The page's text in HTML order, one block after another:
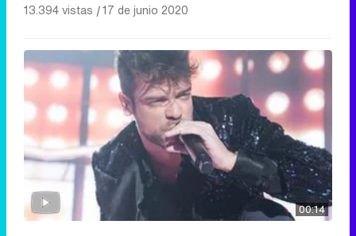
13.394 vistas |17 de junio 2020
00:14